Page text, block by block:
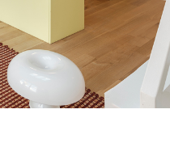
05
06